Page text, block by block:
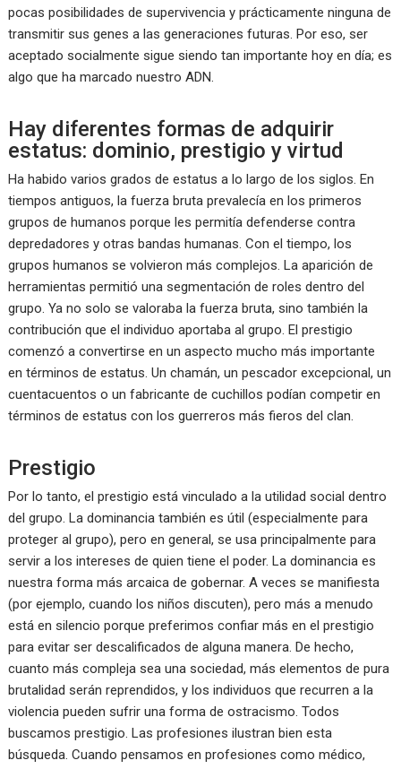
pocas posibilidades de supervivencia y prácticamente ninguna de
transmitir sus genes a las generaciones futuras. Por eso, ser
aceptado socialmente sigue siendo tan importante hoy en día; es
algo que ha marcado nuestro ADN.
Hay diferentes formas de adquirir
estatus: dominio, prestigio y virtud
Ha habido varios grados de estatus a lo largo de los siglos. En
tiempos antiguos, la fuerza bruta prevalecía en los primeros
grupos de humanos porque les permitía defenderse contra
depredadores y otras bandas humanas. Con el tiempo, los
grupos humanos se volvieron más complejos. La aparición de
herramientas permitió una segmentación de roles dentro del
grupo. Ya no solo se valoraba la fuerza bruta, sino también la
contribución que el individuo aportaba al grupo. El prestigio
comenzó a convertirse en un aspecto mucho más importante
en términos de estatus. Un chamán, un pescador excepcional, un
cuentacuentos o un fabricante de cuchillos podían competir en
términos de estatus con los guerreros más fieros del clan.
Prestigio
Por lo tanto, el prestigio está vinculado a la utilidad social dentro
del grupo. La dominancia también es útil (especialmente para
proteger al grupo), pero en general, se usa principalmente para
servir a los intereses de quien tiene el poder. La dominancia es
nuestra forma más arcaica de gobernar. A veces se manifiesta
(por ejemplo, cuando los niños discuten), pero más a menudo
está en silencio porque preferimos confiar más en el prestigio
para evitar ser descalificados de alguna manera. De hecho,
cuanto más compleja sea una sociedad, más elementos de pura
brutalidad serán reprendidos, y los individuos que recurren a la
violencia pueden sufrir una forma de ostracismo. Todos
buscamos prestigio. Las profesiones ilustran bien esta
búsqueda. Cuando pensamos en profesiones como médico,